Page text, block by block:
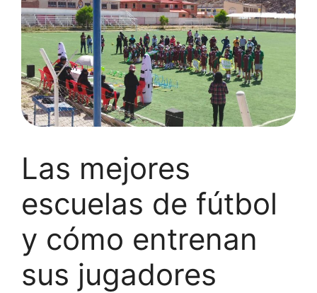
Las mejores
escuelas de fútbol
y cómo entrenan
sus jugadores